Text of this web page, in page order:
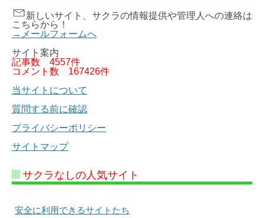
新しいサイト、サクラの情報提供や管理人への連絡は
こちらから！
→メールフォームへ
サイト案内
記事数 4557件
コメント数 167426件
当サイトについて
質問する前に確認
プライバシーポリシー
サイトマップ
サクラなしの人気サイト
安全に利用できるサイトたち